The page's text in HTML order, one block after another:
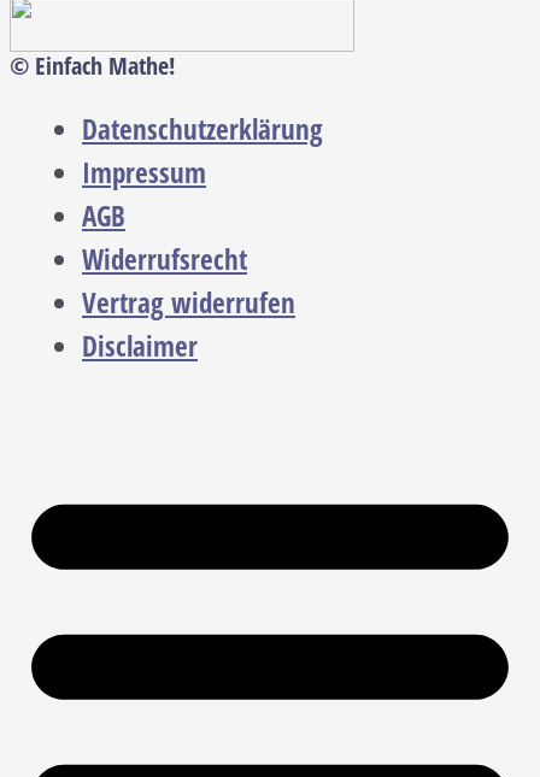
© Einfach Mathe!
Datenschutzerklärung
Impressum
AGB
Widerrufsrecht
Vertrag widerrufen
Disclaimer